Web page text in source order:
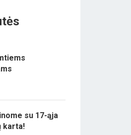
su 17-ąja
karta!